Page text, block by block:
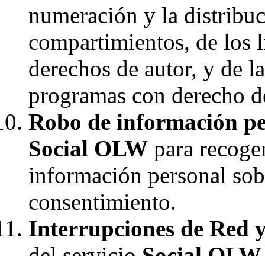
numeración y la
compartimientos, de los
derechos de autor, y de
programas con derecho
Robo de información
Social OLW para
información personal
consentimiento.
Interrupciones de Red